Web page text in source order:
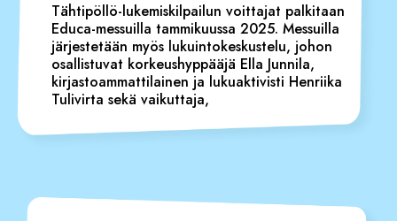
Tähtipöllö-lukemiskilpailun voittajat palkitaan
Educa-messuilla tammikuussa 2025. Messuilla
järjestetään myös lukuintokeskustelu, johon
osallistuvat korkeushyppääjä Ella Junnila,
kirjastoammattilainen ja lukuaktivisti Henriika
Tulivirta sekä vaikuttaja,